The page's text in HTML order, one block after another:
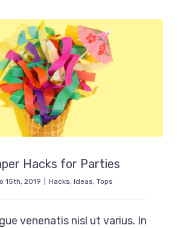
Hacks for Parties
15th, 2019 Hacks, Ideas, Tops
venenatis nisl ut varius. In